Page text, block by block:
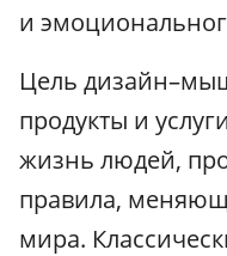
и
Цель
продукты и
жизнь людей,
правила,
мира.